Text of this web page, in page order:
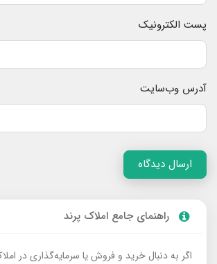
پست الکترونیک
آدرس وب‌سایت
ارسال دیدگاه
راهنمای جامع املاک پرند
اگر به دنبال خرید و فروش یا سرمایه‌گذاری در